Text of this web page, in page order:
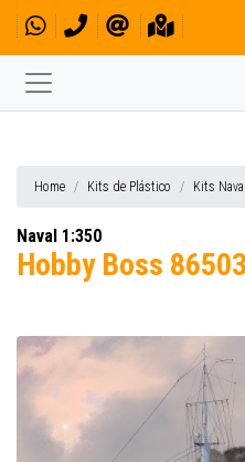
Home Kits de Plástico Kits
Naval 1:350
Hobby Boss